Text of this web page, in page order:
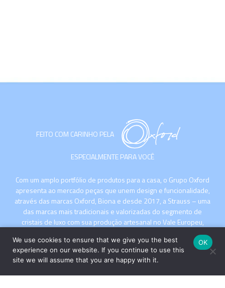
FEITO COM CARINHO PELA
ESPECIALMENTE PARA VOCÊ
Com um amplo portfólio de produtos para a casa, o Grupo Oxford
apresenta ao mercado peças que unem design e funcionalidade,
através das marcas Oxford, Biona e desde 2017, a Strauss – uma
das marcas mais tradicionais e valorizadas do segmento de
cristais de luxo com sua produção artesanal no Vale Europeu,
We use cookies to ensure that we give you the best
experience on our website. If you continue to use this
site we will assume that you are happy with it.
OK